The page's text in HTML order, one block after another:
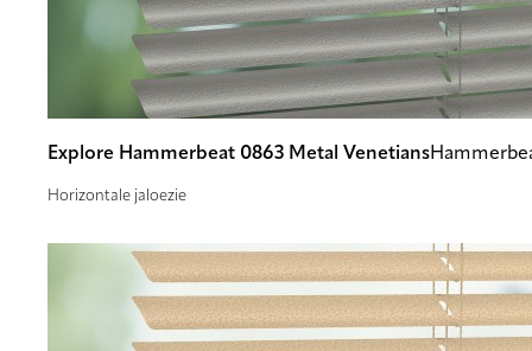
Explore Hammerbeat 0863 Metal Venetians
Horizontale jaloezie